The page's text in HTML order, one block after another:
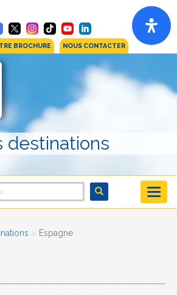
BROCHURE NOUS CONTACTER
destinations
Espagne